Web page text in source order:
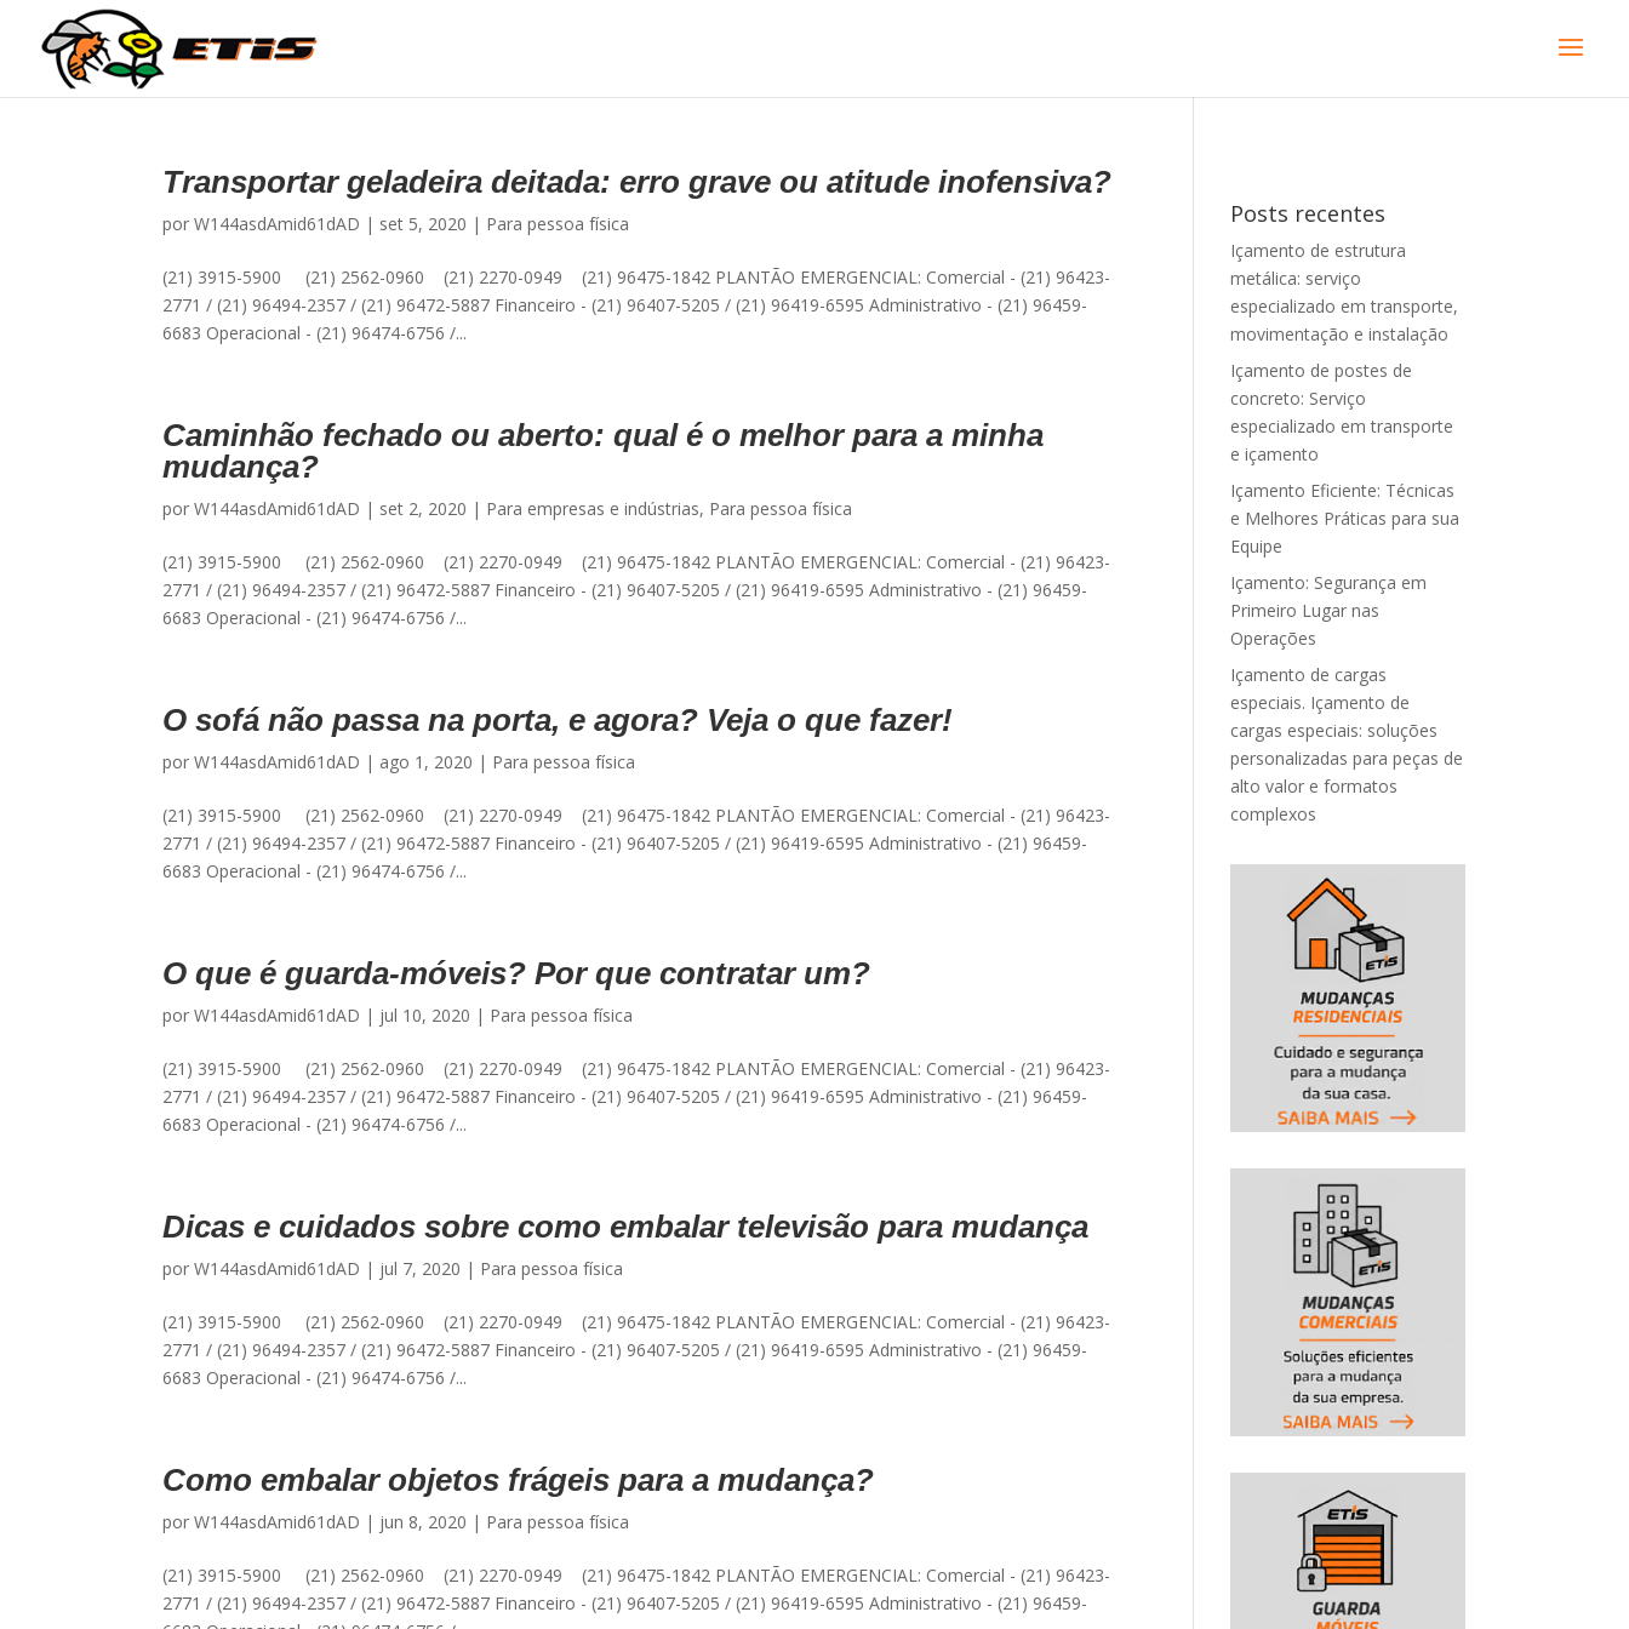
Transportar geladeira deitada: erro grave ou atitude inofensiva?
porW144asdAmid61dAD | set 5, 2020 | Para pessoa física
(21) 3915-5900 (21) 2562-0960 (21) 2270-0949 (21) 96475-1842 PLANTÃO EMERGENCIAL: Comercial - (21) 96423-
2771 / (21) 96494-2357 / (21) 96472-5887 Financeiro - (21) 96407-5205 / (21) 96419-6595 Administrativo - (21) 96459-
6683 Operacional - (21) 96474-6756 /...
Caminhão fechado ou aberto: qual é o melhor para a minha
mudança?
porW144asdAmid61dAD | set 2, 2020 | Para empresas e indústrias, Para pessoa física
(21) 3915-5900 (21) 2562-0960 (21) 2270-0949 (21) 96475-1842 PLANTÃO EMERGENCIAL: Comercial - (21) 96423-
2771 / (21) 96494-2357 / (21) 96472-5887 Financeiro - (21) 96407-5205 / (21) 96419-6595 Administrativo - (21) 96459-
6683 Operacional - (21) 96474-6756 /...
O sofá não passa na porta, e agora? Veja o que fazer!
porW144asdAmid61dAD | ago 1, 2020 | Para pessoa física
(21) 3915-5900 (21) 2562-0960 (21) 2270-0949 (21) 96475-1842 PLANTÃO EMERGENCIAL: Comercial - (21) 96423-
2771 / (21) 96494-2357 / (21) 96472-5887 Financeiro - (21) 96407-5205 / (21) 96419-6595 Administrativo - (21) 96459-
6683 Operacional - (21) 96474-6756 /...
O que é guarda-móveis? Por que contratar um?
porW144asdAmid61dAD | jul 10, 2020 | Para pessoa física
(21) 3915-5900 (21) 2562-0960 (21) 2270-0949 (21) 96475-1842 PLANTÃO EMERGENCIAL: Comercial - (21) 96423-
2771 / (21) 96494-2357 / (21) 96472-5887 Financeiro - (21) 96407-5205 / (21) 96419-6595 Administrativo - (21) 96459-
6683 Operacional - (21) 96474-6756 /...
Dicas e cuidados sobre como embalar televisão para mudança
porW144asdAmid61dAD | jul 7, 2020 | Para pessoa física
(21) 3915-5900 (21) 2562-0960 (21) 2270-0949 (21) 96475-1842 PLANTÃO EMERGENCIAL: Comercial - (21) 96423-
2771 / (21) 96494-2357 / (21) 96472-5887 Financeiro - (21) 96407-5205 / (21) 96419-6595 Administrativo - (21) 96459-
6683 Operacional - (21) 96474-6756 /...
Como embalar objetos frágeis para a mudança?
porW144asdAmid61dAD | jun 8, 2020 | Para pessoa física
(21) 3915-5900 (21) 2562-0960 (21) 2270-0949 (21) 96475-1842 PLANTÃO EMERGENCIAL: Comercial - (21) 96423-
2771 / (21) 96494-2357 / (21) 96472-5887 Financeiro - (21) 96407-5205 / (21) 96419-6595 Administrativo - (21) 96459-
Posts recentes
Içamento de estrutura
metálica: serviço
especializado em transporte,
movimentação e instalação
Içamento de postes de
concreto: Serviço
especializado em transporte
e içamento
Içamento Eficiente: Técnicas
e Melhores Práticas para sua
Equipe
Içamento: Segurança em
Primeiro Lugar nas
Operações
Içamento de cargas
especiais. Içamento de
cargas especiais: soluções
personalizadas para peças de
alto valor e formatos
complexos